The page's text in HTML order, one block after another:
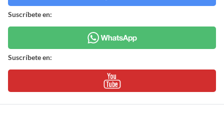
Suscríbete en:
Suscríbete en: